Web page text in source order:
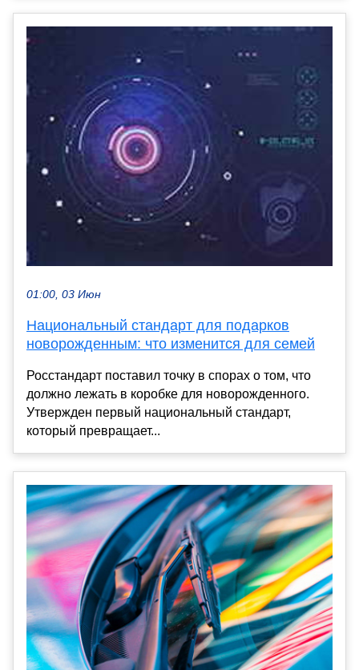
01:00, 03 Июн
Национальный стандарт для подарков
новорожденным: что изменится для семей
Росстандарт поставил точку в спорах о том, что
должно лежать в коробке для новорожденного.
Утвержден первый национальный стандарт,
который превращает...